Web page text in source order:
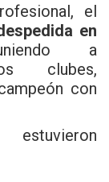
el
en
a
clubes,
con